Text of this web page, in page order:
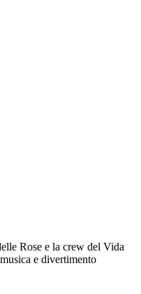
Rose e la crew del Vida
e divertimento